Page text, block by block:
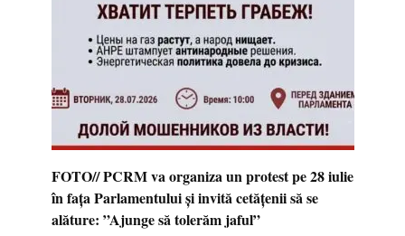
FOTO// PCRM va organiza un protest pe 28 iulie
în fața Parlamentului și invită cetățenii să se
alăture: ”Ajunge să tolerăm jaful”